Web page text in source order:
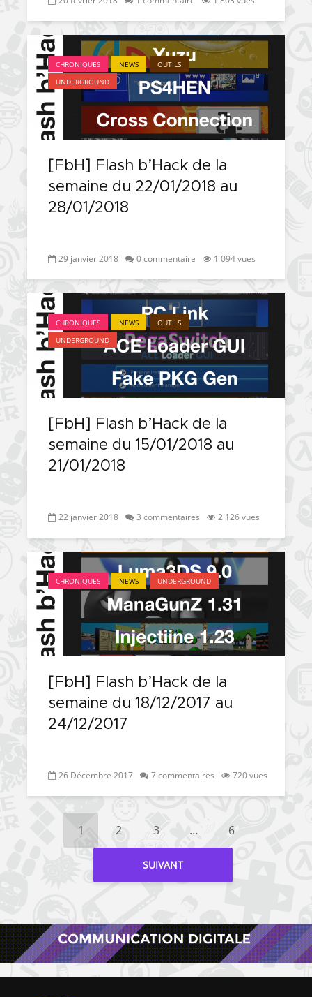
CHRONIQUES NEWS
OUTILS
UNDERGROUND
[FbH] Flash b’Hack de la
semaine du 22/01/2018 au
28/01/2018
29 janvier 2018 0 commentaire 1 094 vues
CHRONIQUES NEWS
OUTILS
UNDERGROUND
[FbH] Flash b’Hack de la
semaine du 15/01/2018 au
21/01/2018
22 janvier 2018 3 commentaires 2 126 vues
CHRONIQUES NEWS UNDERGROUND
[FbH] Flash b’Hack de la
semaine du 18/12/2017 au
24/12/2017
26 Décembre 2017 7 commentaires 720 vues
1 2 3 … 6
SUIVANT